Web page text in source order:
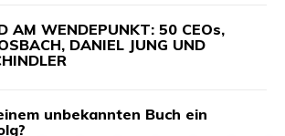
AM WENDEPUNKT: 50 CEOs,
DANIEL JUNG UND
unbekannten Buch ein